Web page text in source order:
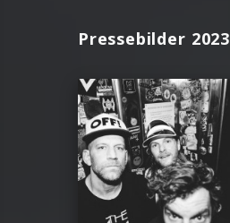
Pressebilder 2023